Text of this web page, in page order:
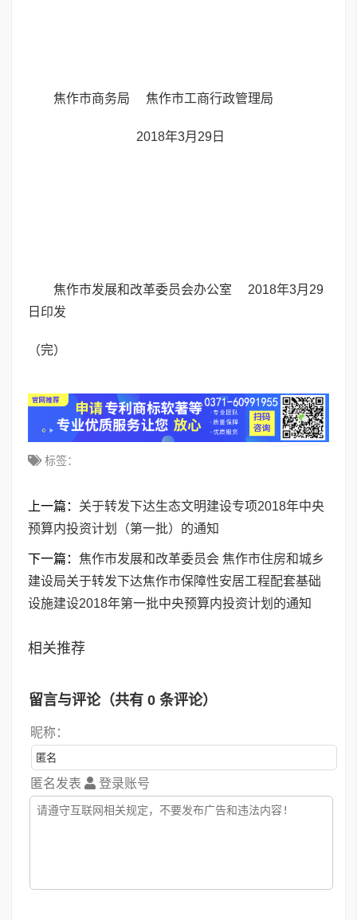
焦作市商务局 焦作市工商行政管理局
2018年3月29日
焦作市发展和改革委员会办公室 2018年3月29
日印发
（完）
标签：
上一篇： 关于转发下达生态文明建设专项2018年中央
预算内投资计划（第一批）的通知
下一篇： 焦作市发展和改革委员会 焦作市住房和城乡
建设局关于转发下达焦作市保障性安居工程配套基础
设施建设2018年第一批中央预算内投资计划的通知
相关推荐
留言与评论（共有 0 条评论）
昵称：
匿名发表 登录账号